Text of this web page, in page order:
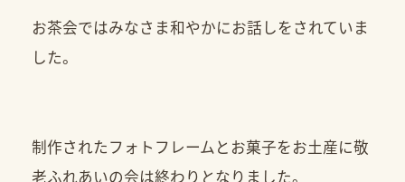
お茶会ではみなさま和やかにお話しをされていま
した。
制作されたフォトフレームとお菓子をお土産に敬
老ふれあいの会は終わりとなりました。